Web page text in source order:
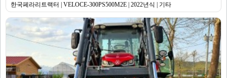
한국페라리트랙터 | VELOCE-300PS500M2E | 2022년식 | 기타